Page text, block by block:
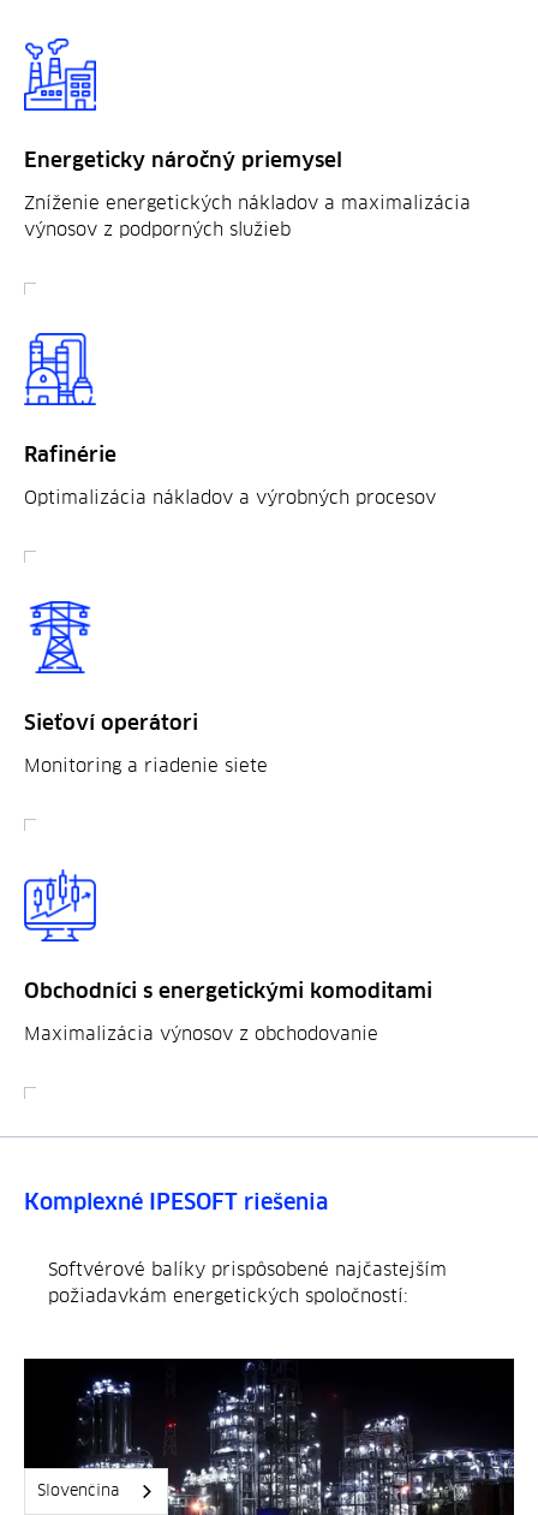
Energeticky náročný priemysel
Zníženie energetických nákladov a maximalizácia
výnosov z podporných služieb
Rafinérie
Optimalizácia nákladov a výrobných procesov
Sieťoví operátori
Monitoring a riadenie siete
Obchodníci s energetickými komoditami
Maximalizácia výnosov z obchodovanie
Komplexné IPESOFT riešenia
Softvérové balíky prispôsobené najčastejším
požiadavkám energetických spoločností:
Slovenčina